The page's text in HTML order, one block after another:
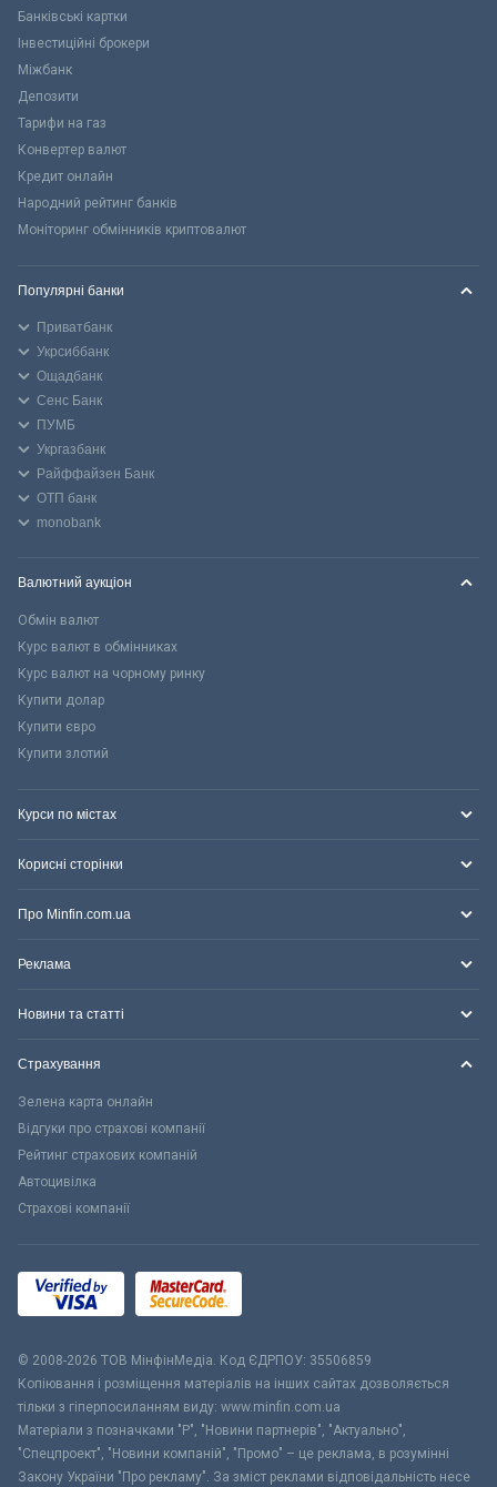
Банківські картки
Інвестиційні брокери
Міжбанк
Депозити
Тарифи на газ
Конвертер валют
Кредит онлайн
Народний рейтинг банків
Моніторинг обмінників криптовалют
Популярні банки
Приватбанк
Укрсиббанк
Ощадбанк
Сенс Банк
ПУМБ
Укргазбанк
Райффайзен Банк
ОТП банк
monobank
Валютний аукціон
Обмін валют
Курс валют в обмінниках
Курс валют на чорному ринку
Купити долар
Купити євро
Купити злотий
Курси по містах
Корисні сторінки
Про Minfin.com.ua
Реклама
Новини та статті
Страхування
Зелена карта онлайн
Відгуки про страхові компанії
Рейтинг страхових компаній
Автоцивілка
Страхові компанії
© 2008-2026 ТОВ МiнфiнМедiа. Код ЄДРПОУ: 35506859
Копіювання і розміщення матеріалів на інших сайтах дозволяється
тільки з гіперпосиланням виду: www.minfin.com.ua
Матеріали з позначками "Р", "Новини партнерів", "Актуально",
"Спецпроект", "Новини компаній", "Промо" – це реклама, в розумінні
Закону України "Про рекламу". За зміст реклами відповідальність несе